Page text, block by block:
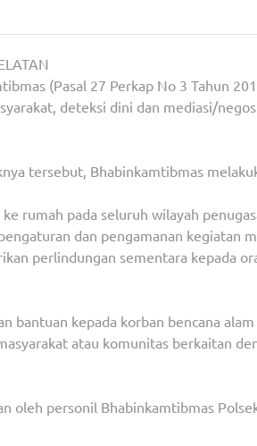
(Pasal 27 Perkap No 3 Tahun
deteksi dini dan mediasi/
tersebut, Bhabinkamtibmas
rumah pada seluruh wilayah
dan pengamanan kegiatan
perlindungan sementara kepada
bantuan kepada korban bencana
atau komunitas berkaitan
oleh personil Bhabinkamtibmas